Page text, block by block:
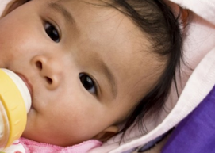
ở
&
ra